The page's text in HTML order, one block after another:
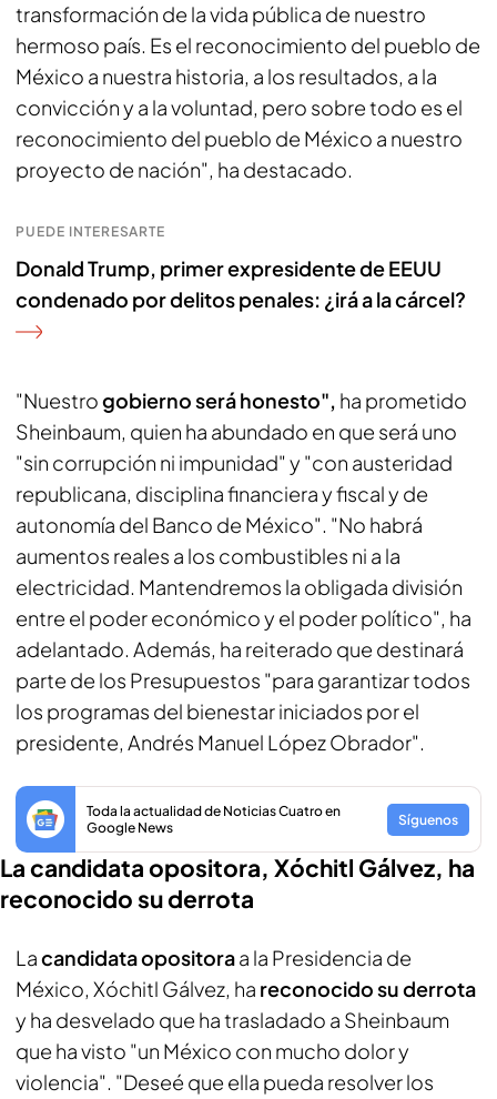
transformación de la vida pública de nuestro
hermoso país. Es el reconocimiento del pueblo de
México a nuestra historia, a los resultados, a la
convicción y a la voluntad, pero sobre todo es el
reconocimiento del pueblo de México a nuestro
proyecto de nación", ha destacado.
PUEDE INTERESARTE
Donald Trump, primer expresidente de EEUU
condenado por delitos penales: ¿irá a la cárcel?
"Nuestrogobierno será honesto", ha prometido
Sheinbaum, quien ha abundado en que será uno
"sin corrupción ni impunidad" y "con austeridad
republicana, disciplina financiera y fiscal y de
autonomía del Banco de México". "No habrá
aumentos reales a los combustibles ni a la
electricidad. Mantendremos la obligada división
entre el poder económico y el poder político", ha
adelantado. Además, ha reiterado que destinará
parte de los Presupuestos "para garantizar todos
los programas del bienestar iniciados por el
presidente, Andrés Manuel López Obrador".
Toda la actualidad de Noticias Cuatro en
Google News
Síguenos
La candidata opositora, Xóchitl Gálvez, ha
reconocido su derrota
Lacandidata opositoraa la Presidencia de
México, Xóchitl Gálvez, ha reconocido su derrota
y ha desvelado que ha trasladado a Sheinbaum
que ha visto "un México con mucho dolor y
violencia". "Deseé que ella pueda resolver los